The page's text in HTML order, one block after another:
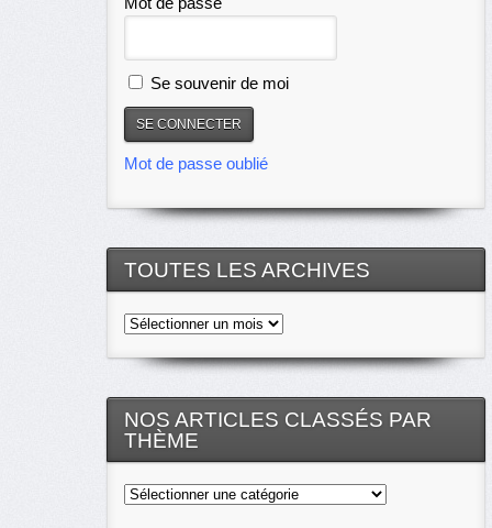
Se souvenir de moi
Mot de passe oublié
TOUTES LES ARCHIVES
Toutes
archives
NOS ARTICLES CLASSÉS PAR
THÈME
Nos